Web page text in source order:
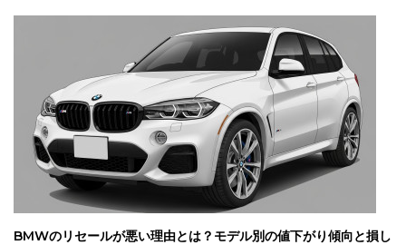
BMWのリセールが悪い理由とは？モデル別の値下がり傾向と損し